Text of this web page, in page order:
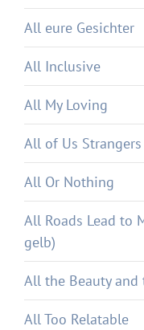
All eure Gesichter
All Inclusive
All My Loving
All of Us Strangers
All Or Nothing
All Roads Lead to
gelb)
All the Beauty and
All Too Relatable